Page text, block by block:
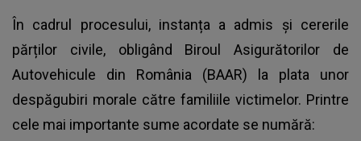
În cadrul procesului, instanța a admis și cererile
părților civile, obligând Biroul Asigurătorilor de
Autovehicule din România (BAAR) la plata unor
despăgubiri morale către familiile victimelor. Printre
cele mai importante sume acordate se numără: